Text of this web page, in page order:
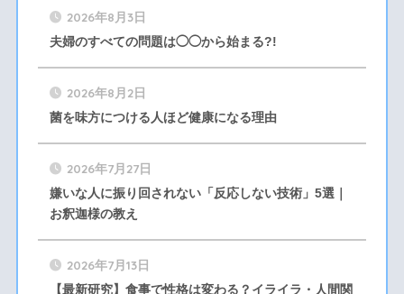
2026年8月3日
夫婦のすべての問題は◯◯から始まる?!
2026年8月2日
菌を味方につける人ほど健康になる理由
2026年7月27日
嫌いな人に振り回されない「反応しない技術」5選｜
お釈迦様の教え
2026年7月13日
【最新研究】食事で性格は変わる？イライラ・人間関